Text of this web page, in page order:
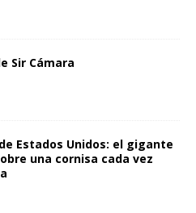
Sir Cámara
Estados Unidos: el gigante
una cornisa cada vez